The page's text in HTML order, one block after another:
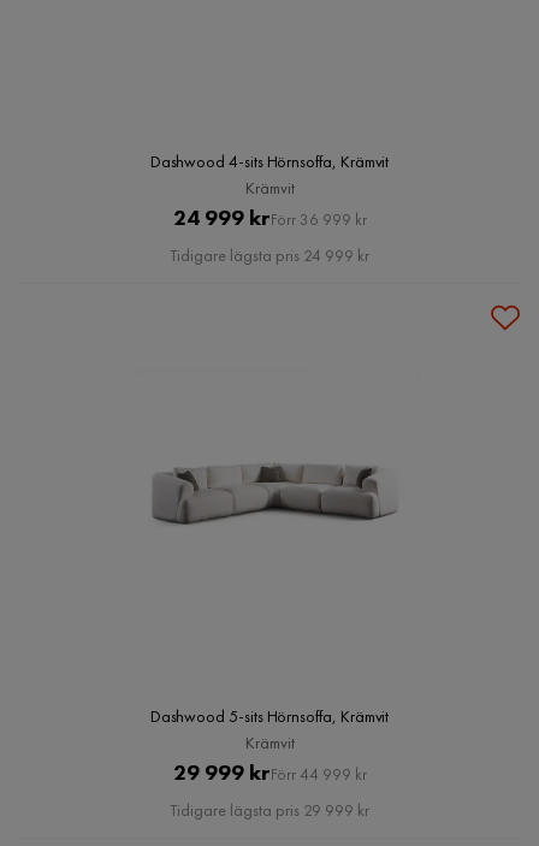
Dashwood 4-sits Hörnsoffa, Krämvit
Krämvit
Pris
24 999 krOriginal
Pris
Förr 36 999 kr
Tidigare lägsta pris 24 999 kr
Dashwood 5-sits Hörnsoffa, Krämvit
Krämvit
Pris
29 999 krOriginal
Pris
Förr 44 999 kr
Tidigare lägsta pris 29 999 kr